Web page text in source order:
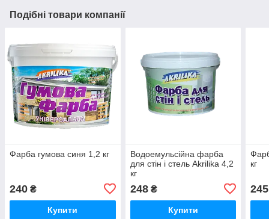
Подібні товари компанії
Фарба гумова синя 1,2 кг
240 ₴
Купити
Водоемульсійна фарба
для стін і стель Akrilika 4,2
кг
248₴
Купити
кг
245